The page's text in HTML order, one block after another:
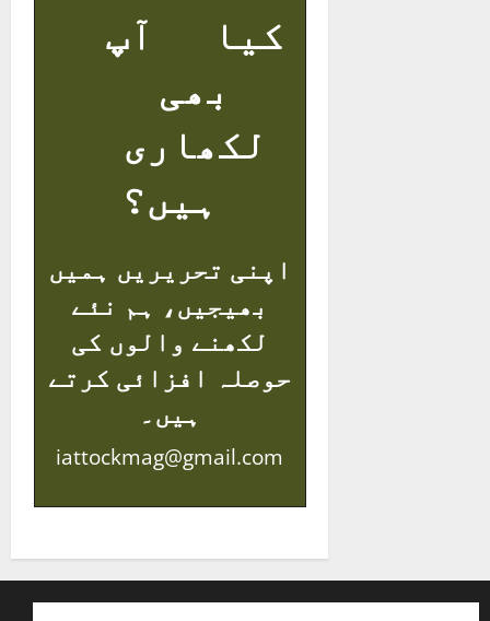
کیا آپ
بھی
لکھاری
ہیں؟
اپنی تحریریں ہمیں
بھیجیں، ہم نئے
لکھنے والوں کی
حوصلہ افزائی کرتے
ہیں۔
iattockmag@gmail.com